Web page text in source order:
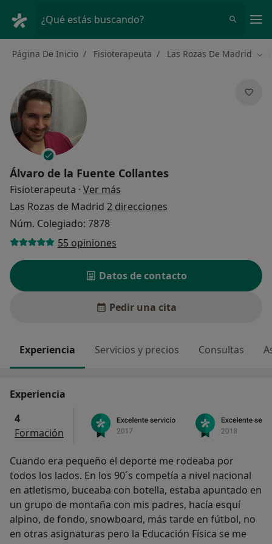
¿Qué estás buscando?
Página De Inicio Fisioterapeuta Las Rozas De Madrid
Álvaro de la Fuente Collantes
Fisioterapeuta · Ver más
Las Rozas de Madrid 2 direcciones
Núm. Colegiado: 7878
55 opiniones
Datos de contacto
Pedir una cita
Experiencia Servicios y precios Consultas
Experiencia
4
Formación
Cuando era pequeño el deporte me rodeaba por
todos los lados. En los 90´s competía a nivel nacional
en atletismo, buceaba con botella, estaba apuntado en
un grupo de montaña con mis padres, hacía esquí
alpino, de fondo, snowboard, más tarde en fútbol, no
en otras asignaturas pero la Educación Física se me